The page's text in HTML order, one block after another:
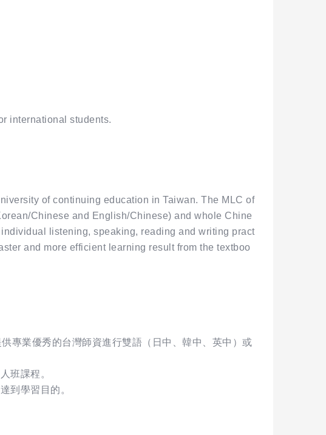
international students.
of continuing education in Taiwan. The MLC of
Chinese and English/Chinese) and whole Chine
listening, speaking, reading and writing pract
and more efficient learning result from the textboo
專業優秀的台灣師資進行雙語（日中、韓中、英中）或
班課程。
到學習目的。